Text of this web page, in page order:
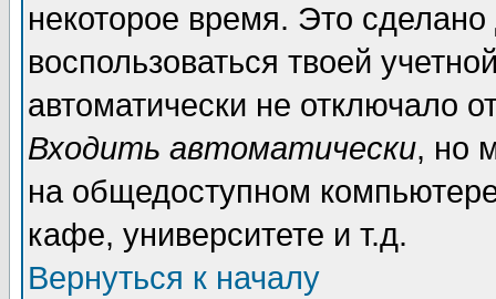
некоторое время. Это
воспользоваться твоей
автоматически не отключало
Входить автоматически, но
на общедоступном
кафе, университете и т.д.
Вернуться к началу